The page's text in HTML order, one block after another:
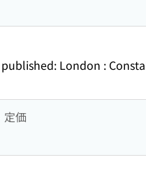
London :
定価